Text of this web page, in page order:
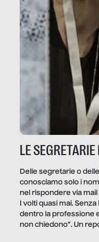
LE
Delle segretarie o
conosciamo solo i
nel rispondere via
I volti quasi mai.
dentro la professione
non chiedono”. Un